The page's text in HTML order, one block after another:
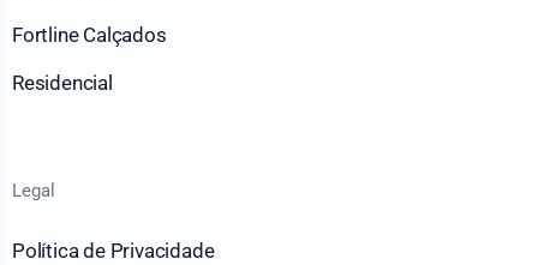
Fortline Calçados
Residencial
Legal
Política de Privacidade